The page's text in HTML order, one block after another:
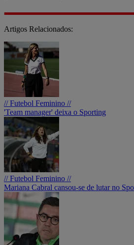
Artigos Relacionados:
// Futebol Feminino //
'Team manager' deixa o Sporting
// Futebol Feminino //
Mariana Cabral cansou-se de lutar no